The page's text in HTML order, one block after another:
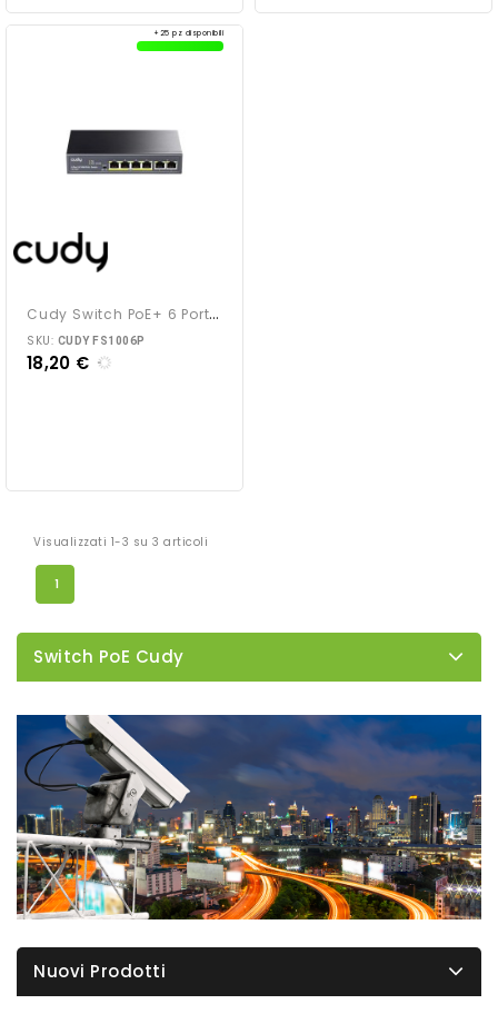
+25 pz disponibili
C
Udy Switch PoE+ 6 Porte...
SKU: CUDY FS1006P
18,20 €
Visualizzati 1-3 su 3 articoli
1
Switch PoE Cudy
Nuovi Prodotti